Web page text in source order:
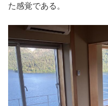
た感覚である。